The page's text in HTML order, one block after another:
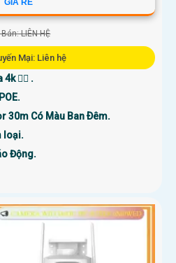
GIÁ RẺ
LIÊN HỆ
Mại: Liên hệ
👍🏾 .
30m Có Màu Ban Ðêm.
loại.
Động.